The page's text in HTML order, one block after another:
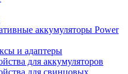
аккумуляторы Power
и адаптеры
для аккумуляторов